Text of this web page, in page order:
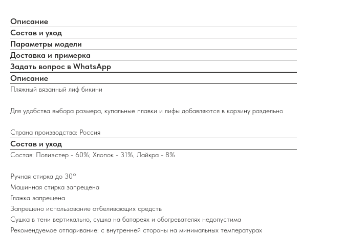
Описание
Состав и уход
Параметры модели
Доставка и примерка
Задать вопрос в WhatsApp
Описание
Пляжный вязанный лиф бикини
Для удобства выбора размера, купальные плавки и лифы добавляются в корзину раздельно
Страна производства: Россия
Состав и уход
Состав: Полиэстер - 60%; Хлопок - 31%, Лайкра - 8%
Ручная стирка до 30°
Машинная стирка запрещена
Глажка запрещена
Запрещено использование отбеливающих средств
Сушка в тени вертикально, сушка на батареях и обогревателях недопустима
Рекомендуемое отпаривание: с внутренней стороны на минимальных температурах